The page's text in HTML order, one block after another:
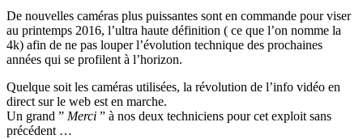
De nouvelles caméras plus puissantes sont en commande pour viser
au printemps 2016, l’ultra haute définition ( ce que l’on nomme la
4k) afin de ne pas louper l’évolution technique des prochaines
années qui se profilent à l’horizon.
Quelque soit les caméras utilisées, la révolution de l’info vidéo en
direct sur le web est en marche.
Un grand ” Merci ” à nos deux techniciens pour cet exploit sans
précédent …